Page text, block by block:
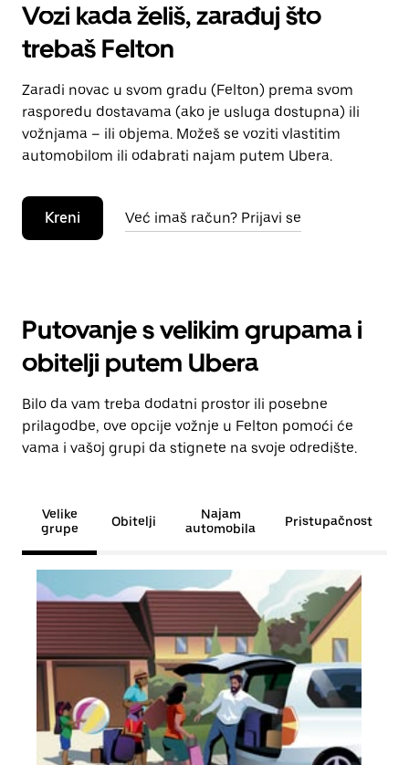
Vozi kada želiš, zarađuj što
trebaš Felton
Zaradi novac u svom gradu (Felton) prema svom
rasporedu dostavama (ako je usluga dostupna) ili
vožnjama – ili objema. Možeš se voziti vlastitim
automobilom ili odabrati najam putem Ubera.
Kreni Već imaš račun? Prijavi se
Putovanje s velikim grupama i
obitelji putem Ubera
Bilo da vam treba dodatni prostor ili posebne
prilagodbe, ove opcije vožnje u Felton pomoći će
vama i vašoj grupi da stignete na svoje odredište.
Velike
grupe
Obitelji
Najam
automobila
Pristupačnost